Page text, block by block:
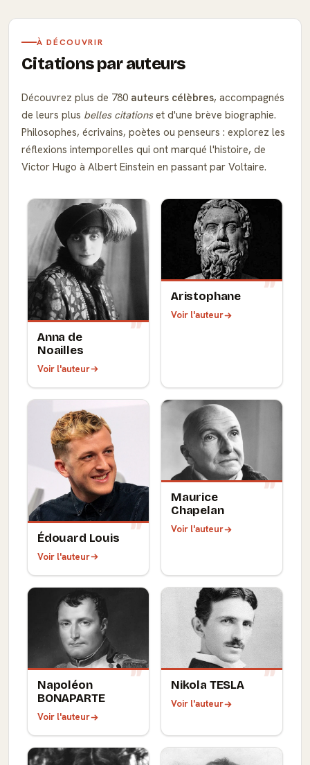
À DÉCOUVRIR
Citations par auteurs
Découvrez plus de 780 auteurs célèbres, accompagnés
de leurs plus belles citationset d'une brève biographie.
Philosophes, écrivains, poètes ou penseurs : explorez les
réflexions intemporelles qui ont marqué l'histoire, de
Victor Hugo à Albert Einstein en passant par Voltaire.
Anna de
Noailles
Voir l'auteur
Aristophane
Voir l'auteur
Édouard Louis
Voir l'auteur
Maurice
Chapelan
Voir l'auteur
Napoléon
BONAPARTE
Voir l'auteur
Nikola TESLA
Voir l'auteur